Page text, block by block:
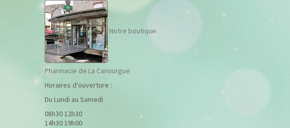
Notre boutique
Pharmacie de La Canourgue
Horaires d'ouverture :
Du Lundi au Samedi
08h30 12h30
14h30 19h00